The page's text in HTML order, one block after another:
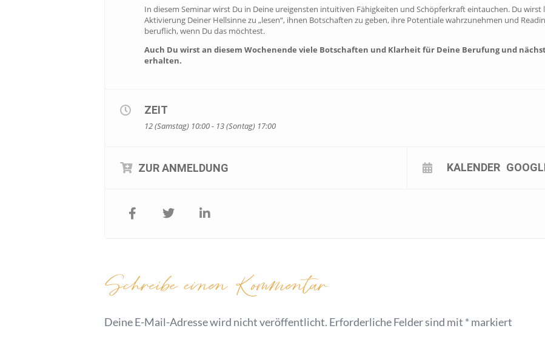
In diesem Seminar wirst Du in Deine ureigensten intuitiven Fähigkeiten und Schöpferkraft eintauchen. Du
Aktivierung Deiner Hellsinne zu „lesen“, ihnen Botschaften zu geben, ihre Potentiale wahrzunehmen und
beruflich, wenn Du das möchtest.
Auch Du wirst an diesem Wochenende viele Botschaften und Klarheit für Deine Berufung und
erhalten.
ZEIT
12 (Samstag) 10:00 - 13 (Sontag) 17:00
ZUR ANMELDUNG KALENDER
Schreibe einen Kommentar
Deine E-Mail-Adresse wird nicht veröffentlicht. Erforderliche Felder sind mit * markiert